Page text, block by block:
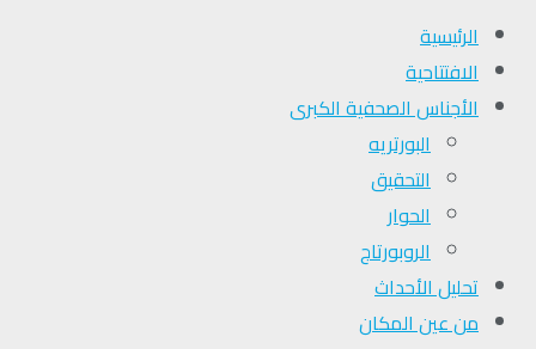
الرئيسية
الافتتاحية
الأجناس الصحفية الكبرى
البورتريه
التحقیق
الحوار
الروبورتاج
تحلیل الأحداث
من عين المكان